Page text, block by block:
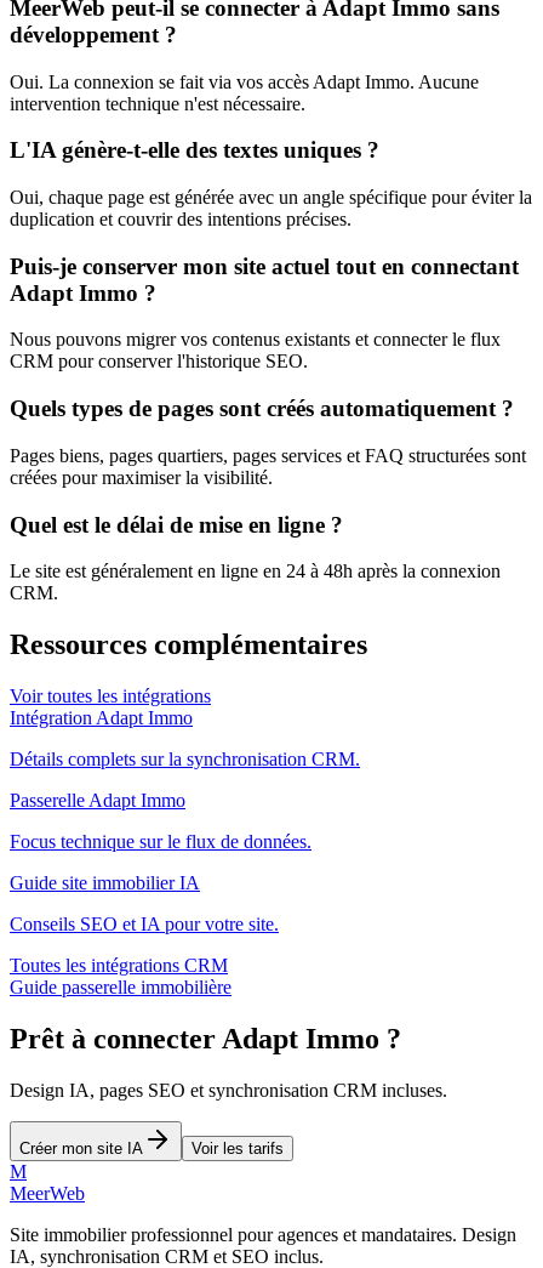
MeerWeb peut-il se connecter à Adapt Immo sans
développement ?
Oui. La connexion se fait via vos accès Adapt Immo. Aucune
intervention technique n'est nécessaire.
L'IA génère-t-elle des textes uniques ?
Oui, chaque page est générée avec un angle spécifique pour éviter la
duplication et couvrir des intentions précises.
Puis-je conserver mon site actuel tout en connectant
Adapt Immo ?
Nous pouvons migrer vos contenus existants et connecter le flux
CRM pour conserver l'historique SEO.
Quels types de pages sont créés automatiquement ?
Pages biens, pages quartiers, pages services et FAQ structurées sont
créées pour maximiser la visibilité.
Quel est le délai de mise en ligne ?
Le site est généralement en ligne en 24 à 48h après la connexion
CRM.
Ressources complémentaires
Voir toutes les intégrations
Intégration Adapt Immo
Détails complets sur la synchronisation CRM.
Passerelle Adapt Immo
Focus technique sur le flux de données.
Guide site immobilier IA
Conseils SEO et IA pour votre site.
Toutes les intégrations CRM
Guide passerelle immobilière
Prêt à connecter Adapt Immo ?
Design IA, pages SEO et synchronisation CRM incluses.
Créer mon site IA Voir les tarifs
M
MeerWeb
Site immobilier professionnel pour agences et mandataires. Design
IA, synchronisation CRM et SEO inclus.